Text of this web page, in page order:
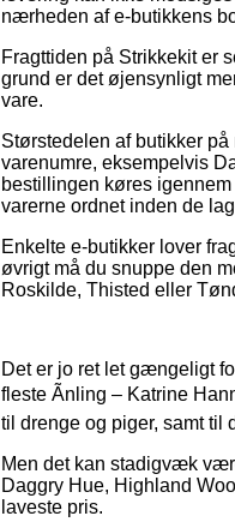
nærheden af e-butikkens
Fragttiden på Strikkekit er
grund er det øjensynligt
vare.
Størstedelen af butikker
varenumre, eksempelvis
bestillingen køres
varerne ordnet inden de
Enkelte e-butikker lover
øvrigt må du snuppe den
Roskilde, Thisted eller
Det er jo ret let gængeligt
fleste Ãnling – Katrine
til drenge og piger, samt til
Men det kan stadigvæk
Daggry Hue, Highland
laveste pris.